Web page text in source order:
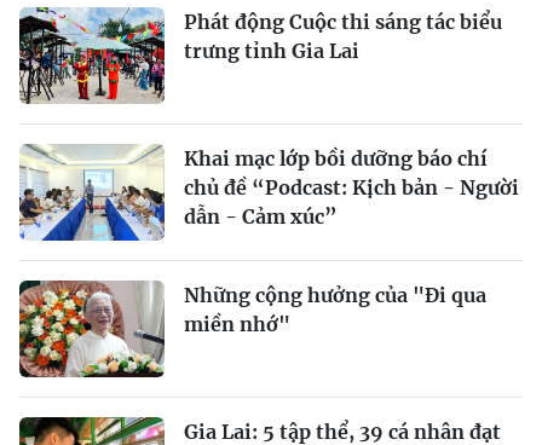
Phát động Cuộc thi sáng tác biểu
trưng tỉnh Gia Lai
Khai mạc lớp bồi dưỡng báo chí
chủ đề “Podcast: Kịch bản - Người
dẫn - Cảm xúc”
Những cộng hưởng của "Đi qua
miền nhớ"
Gia Lai: 5 tập thể, 39 cá nhân đạt